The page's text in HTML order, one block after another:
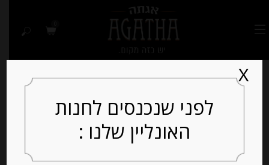
Out of
לפני שנכנסים לחנות
האונליין שלנו :
X